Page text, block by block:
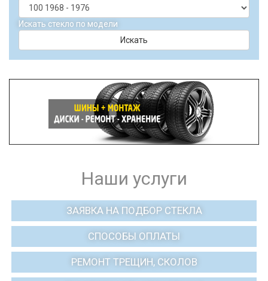
Искать стекло по модели
Искать
Наши услуги
ЗАЯВКА НА ПОДБОР СТЕКЛА
СПОСОБЫ ОПЛАТЫ
РЕМОНТ ТРЕЩИН, СКОЛОВ